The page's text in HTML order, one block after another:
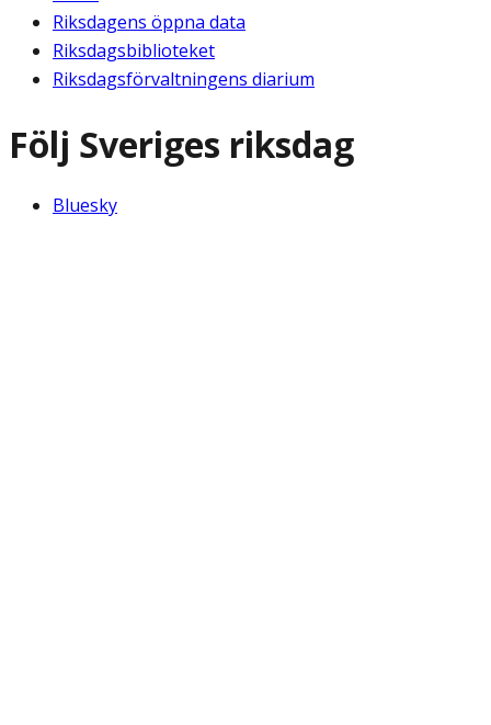
Riksdagens öppna data
Riksdagsbiblioteket
Riksdagsförvaltningens diarium
Följ Sveriges riksdag
Bluesky